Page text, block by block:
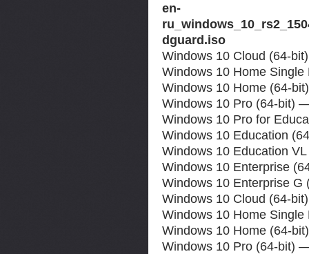
en-
dguard.iso
Windows 10 Cloud (64-
Windows 10 Home
Windows 10 Home (64-
Windows 10 Pro (64-bit)
Windows 10 Pro for
Windows 10 Education
Windows 10 Education
Windows 10 Enterprise
Windows 10 Enterprise
Windows 10 Cloud (64-
Windows 10 Home
Windows 10 Home (64-
Windows 10 Pro (64-bit)